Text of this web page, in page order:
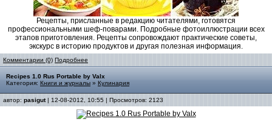
Рецепты, присланные в редакцию читателями, готовятся
профессиональными шеф-поварами. Подробные фотоиллюстрации всех
этапов приготовления. Рецепты сопровождают практические советы,
экскурс в историю продуктов и другая полезная информация.
Комментарии (0) Подробнее
Recipes 1.0 Rus Portable by Valx
Категория: Книги и журналы » Кулинария
автор: pasigut| 12-08-2012, 10:55 | Просмотров: 2123